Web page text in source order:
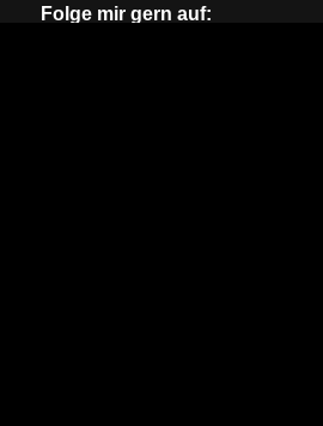
Folge mir gern auf: